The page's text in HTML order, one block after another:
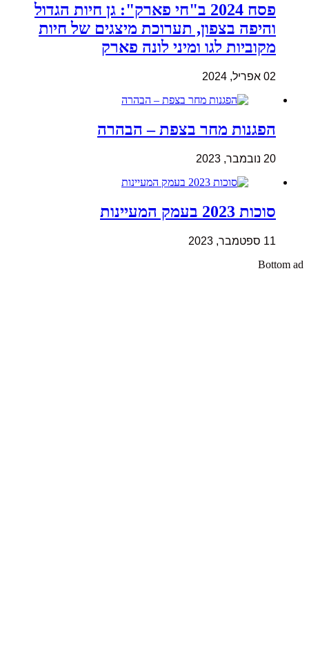
פסח 2024 ב"חי פארק": גן חיות הגדול
והיפה בצפון, תערוכת מיצגים של חיות
מקוביות לגו ומיני לונה פארק
02 אפריל, 2024
הפגנות מחר בצפת – הבהרה
20 נובמבר, 2023
סוכות 2023 בעמק המעיינות
11 ספטמבר, 2023
Bottom ad